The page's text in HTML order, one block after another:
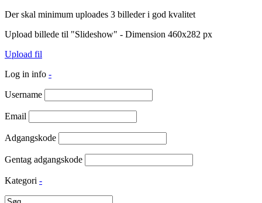
Der skal minimum uploades 3 billeder i god kvalitet
Upload billede til "Slideshow" - Dimension 460x282 px
Upload fil
Log in info -
Username
Email
Adgangskode
Gentag adgangskode
Kategori -